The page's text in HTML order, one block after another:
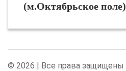
(м.Октябрьское поле)
© 2026 | Все права защищены